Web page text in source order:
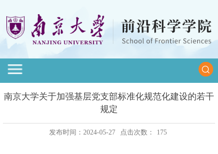
南京大学关于加强基层党支部标准化规范化建设的若干
规定
发布时间：2024-05-27 点击次数： 175